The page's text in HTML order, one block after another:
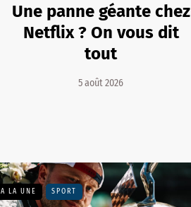
Une panne géante chez
Netflix ? On vous dit
tout
5 août 2026
A LA UNE SPORT